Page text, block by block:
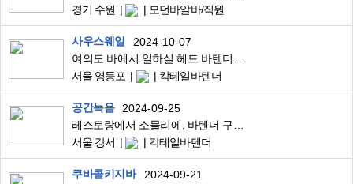
경기 수원
모던바알바/직원
사우스웨일
2024-10-07
여의도 바에서 일하실 헤드 바텐더 모집합니다(12월말 오픈 예정)
서울 영등포
칵테일바텐더
공간녹음
2024-09-25
레스토랑에서 소믈리에, 바텐더 구인합니디
서울 강서
칵테일바텐더
쿠바콜키지바
2024-09-21